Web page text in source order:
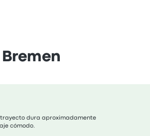
trayecto dura aproximadamente
cómodo.